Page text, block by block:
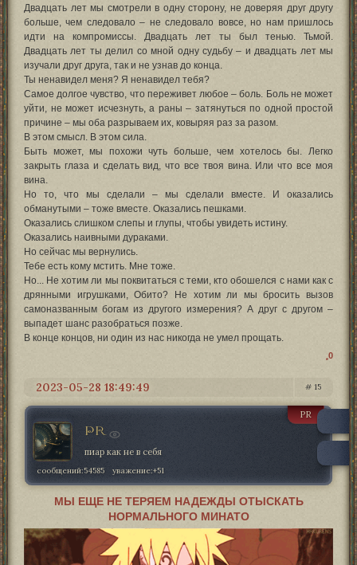
Двадцать лет мы смотрели в одну сторону, не доверяя друг другу
больше, чем следовало – не следовало вовсе, но нам пришлось
идти на компромиссы. Двадцать лет ты был тенью. Тьмой.
Двадцать лет ты делил со мной одну судьбу – и двадцать лет мы
изучали друг друга, так и не узнав до конца.
Ты ненавидел меня? Я ненавидел тебя?
Самое долгое чувство, что переживет любое – боль. Боль не может
уйти, не может исчезнуть, а раны – затянуться по одной простой
причине – мы оба разрываем их, ковыряя раз за разом.
В этом смысл. В этом сила.
Быть может, мы похожи чуть больше, чем хотелось бы. Легко
закрыть глаза и сделать вид, что все твоя вина. Или что все моя
вина.
Но то, что мы сделали – мы сделали вместе. И оказались
обманутыми – тоже вместе. Оказались пешками.
Оказались слишком слепы и глупы, чтобы увидеть истину.
Оказались наивными дураками.
Но сейчас мы вернулись.
Тебе есть кому мстить. Мне тоже.
Но... Не хотим ли мы поквитаться с теми, кто обошелся с нами как с
дрянными игрушками, Обито? Не хотим ли мы бросить вызов
самоназванным богам из другого измерения? А друг с другом –
выпадет шанс разобраться позже.
В конце концов, ни один из нас никогда не умел прощать.
0
15
2023-05-28 18:49:49
PR
PR
пиар как не в себя
сообщений:54585 уважение:+51
МЫ ЕЩЕ НЕ ТЕРЯЕМ НАДЕЖДЫ ОТЫСКАТЬ
НОРМАЛЬНОГО МИНАТО